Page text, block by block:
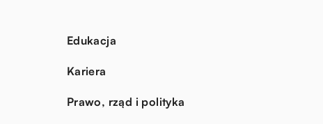
Edukacja
Kariera
Prawo, rząd i polityka